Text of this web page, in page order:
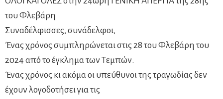
του Φλεβάρη
Συναδέλφισσες, συνάδελφοι,
Ένας χρόνος συμπληρώνεται στις 28 του Φλεβάρη του
2024 από το έγκλημα των Τεμπών.
Ένας χρόνος κι ακόμα οι υπεύθυνοι της τραγωδίας δεν
έχουν λογοδοτήσει για τις